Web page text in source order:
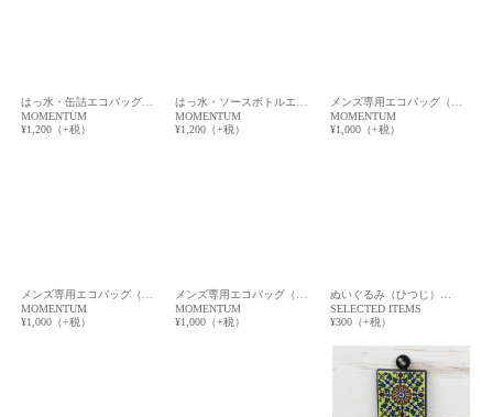
はっ水・缶詰エコバッグ…
MOMENTUM
¥1,200（+税）
はっ水・ソースボトルエ…
MOMENTUM
¥1,200（+税）
メンズ専用エコバッグ（…
MOMENTUM
¥1,000（+税）
メンズ専用エコバッグ（…
MOMENTUM
¥1,000（+税）
メンズ専用エコバッグ（…
MOMENTUM
¥1,000（+税）
ぬいぐるみ（ひつじ）…
SELECTED ITEMS
¥300（+税）